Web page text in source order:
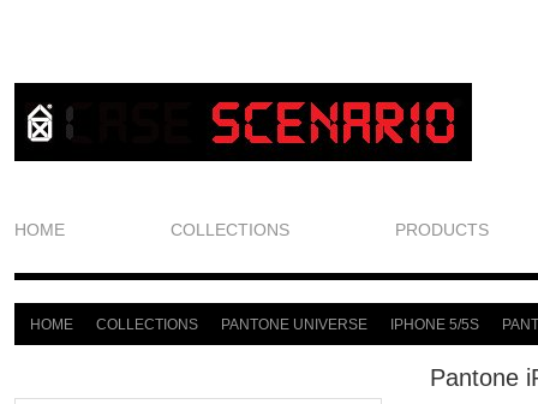
HOME COLLECTIONS PRODUCTS
HOME COLLECTIONS PANTONE UNIVERSE IPHONE 5/5S
Pantone